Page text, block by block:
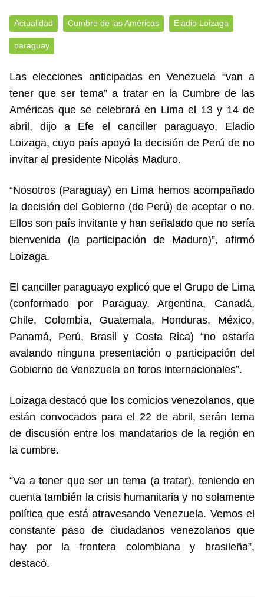
Actualidad Cumbre de las Américas Eladio Loizaga
paraguay
Las elecciones anticipadas en Venezuela “van a
tener que ser tema” a tratar en la Cumbre de las
Américas que se celebrará en Lima el 13 y 14 de
abril, dijo a Efe el canciller paraguayo, Eladio
Loizaga, cuyo país apoyó la decisión de Perú de no
invitar al presidente Nicolás Maduro.
“Nosotros (Paraguay) en Lima hemos acompañado
la decisión del Gobierno (de Perú) de aceptar o no.
Ellos son país invitante y han señalado que no sería
bienvenida (la participación de Maduro)”, afirmó
Loizaga.
El canciller paraguayo explicó que el Grupo de Lima
(conformado por Paraguay, Argentina, Canadá,
Chile, Colombia, Guatemala, Honduras, México,
Panamá, Perú, Brasil y Costa Rica) “no estaría
avalando ninguna presentación o participación del
Gobierno de Venezuela en foros internacionales”.
Loizaga destacó que los comicios venezolanos, que
están convocados para el 22 de abril, serán tema
de discusión entre los mandatarios de la región en
la cumbre.
“Va a tener que ser un tema (a tratar), teniendo en
cuenta también la crisis humanitaria y no solamente
política que está atravesando Venezuela. Vemos el
constante paso de ciudadanos venezolanos que
hay por la frontera colombiana y brasileña”,
destacó.